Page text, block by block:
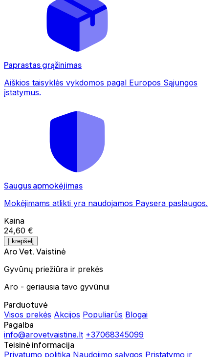
Paprastas grąžinimas
Aiškios taisyklės vykdomos pagal Europos Sąjungos
įstatymus.
Saugus apmokėjimas
Mokėjimams atlikti yra naudojamos Paysera paslaugos.
Kaina
24,60 €
Į krepšelį
Aro Vet. Vaistinė
Gyvūnų priežiūra ir prekės
Aro - geriausia tavo gyvūnui
Parduotuvė
Visos prekės Akcijos Populiarūs Blogai
Pagalba
info@arovetvaistine.lt +37068345099
Teisinė informacija
Privatumo politika Naudojimo sąlygos Pristatymo ir